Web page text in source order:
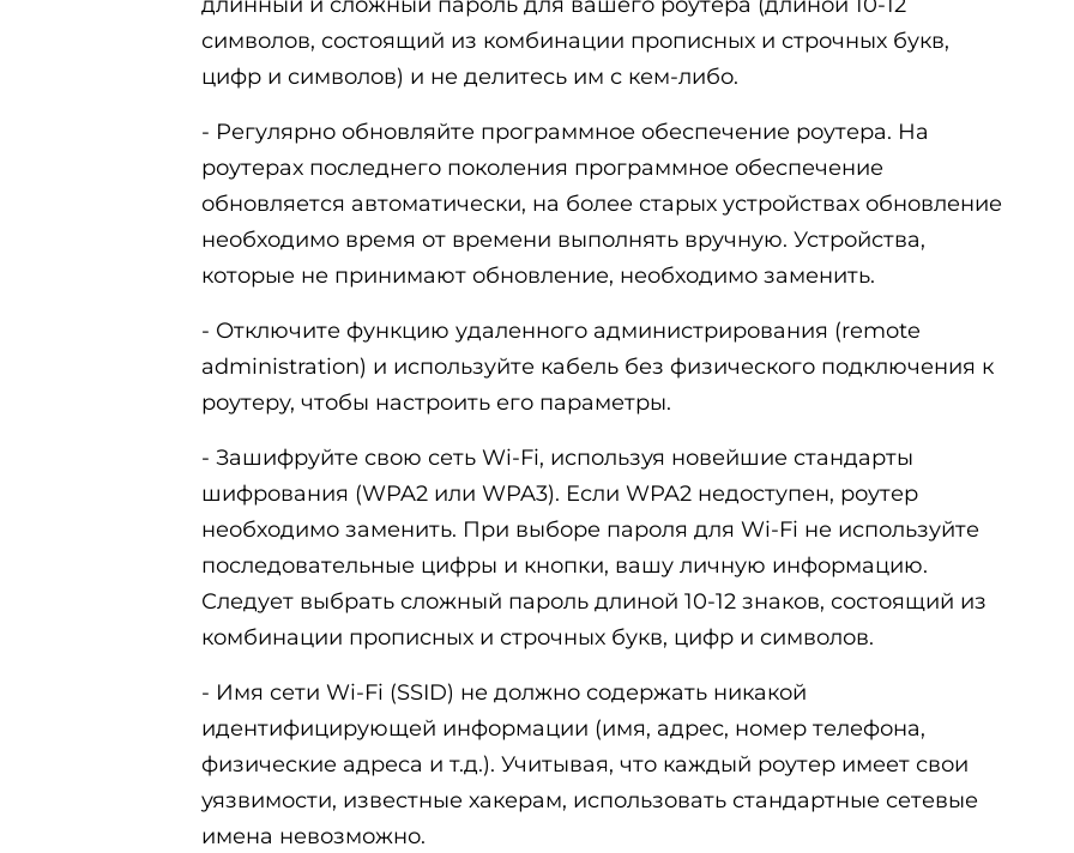
символов, состоящий из комбинации прописных и строчных букв,
цифр и символов) и не делитесь им с кем-либо.
- Регулярно обновляйте программное обеспечение роутера. На
роутерах последнего поколения программное обеспечение
обновляется автоматически, на более старых устройствах обновление
необходимо время от времени выполнять вручную. Устройства,
которые не принимают обновление, необходимо заменить.
- Отключите функцию удаленного администрирования (remote
administration) и используйте кабель без физического подключения к
роутеру, чтобы настроить его параметры.
- Зашифруйте свою сеть Wi-Fi, используя новейшие стандарты
шифрования (WPA2 или WPA3). Если WPA2 недоступен, роутер
необходимо заменить. При выборе пароля для Wi-Fi не используйте
последовательные цифры и кнопки, вашу личную информацию.
Следует выбрать сложный пароль длиной 10-12 знаков, состоящий из
комбинации прописных и строчных букв, цифр и символов.
- Имя сети Wi-Fi (SSID) не должно содержать никакой
идентифицирующей информации (имя, адрес, номер телефона,
физические адреса и т.д.). Учитывая, что каждый роутер имеет свои
уязвимости, известные хакерам, использовать стандартные сетевые
имена невозможно.